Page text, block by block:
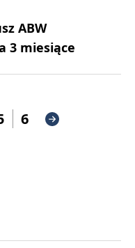
ABW
3 miesiące
6